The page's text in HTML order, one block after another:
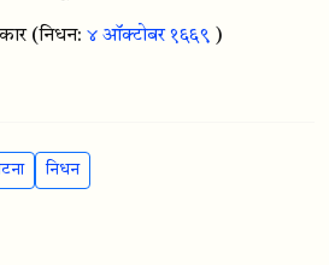
(निधन:४ ऑक्टोबर १६६९)
निधन